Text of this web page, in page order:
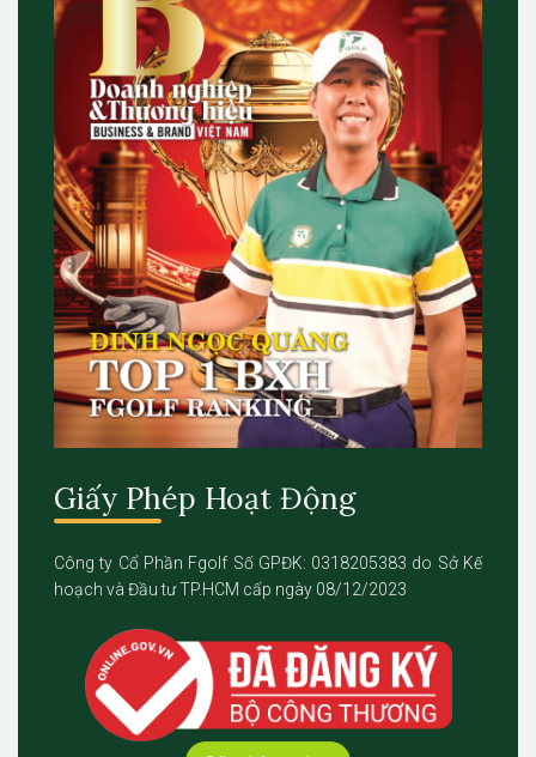
Giấy Phép Hoạt Động
Công ty Cổ Phần Fgolf Số GPĐK: 0318205383 do Sở Kế
hoạch và Đầu tư TP.HCM cấp ngày 08/12/2023